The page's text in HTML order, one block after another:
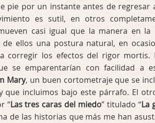
pie por un instante antes de regresar
es sutil, en otros
casi igual que la manera en la
ellos una postura natural, en
corregir los efectos del rigor mortis.
se emparentarían con facilidad a
Mary, un buen cortometraje que se
que incluimos bajo este párrafo. El
“Las tres caras del miedo” titulado “La
de las historias que más me han